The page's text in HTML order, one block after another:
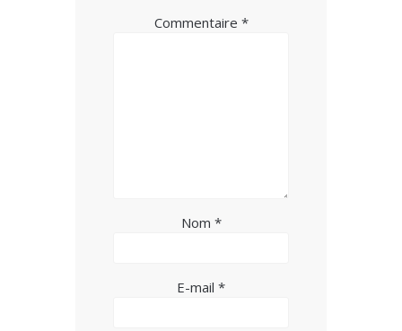
Commentaire *
Nom *
E-mail *